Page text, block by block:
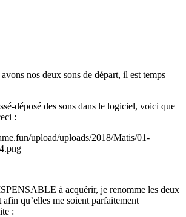
nos deux sons de départ, il est temps
déposé des sons dans le logiciel, voici que
:
à acquérir, je renomme les deux
afin qu’elles me soient parfaitement
: